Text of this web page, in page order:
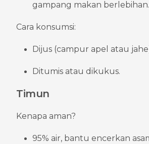
gampang makan berlebihan.
Cara konsumsi:
Dijus (campur apel atau
Ditumis atau dikukus.
Timun
Kenapa aman?
95% air, bantu encerkan